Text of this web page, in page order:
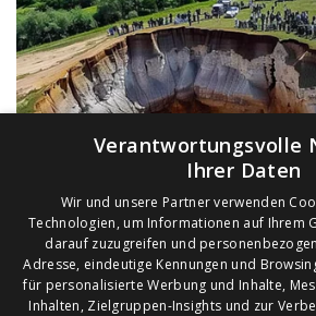
Verantwortungsvolle
Ihrer Daten
Wir und unsere Partner verwenden
Technologien, um Informationen auf Ihrem
darauf zuzugreifen und
Adresse, eindeutige Kennungen und
für personalisierte Werbung und Inhalte,
Inhalten, Zielgruppen-Insights und zur